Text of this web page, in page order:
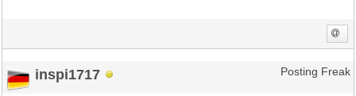
inspi1717 Posting Freak